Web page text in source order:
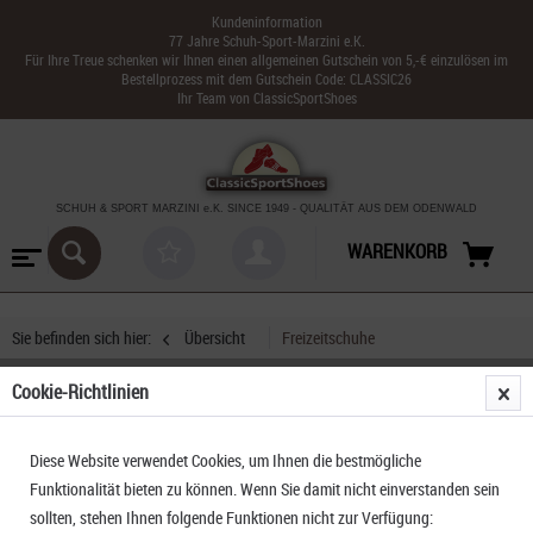
Kundeninformation
77 Jahre Schuh-Sport-Marzini e.K.
Für Ihre Treue schenken wir Ihnen einen allgemeinen Gutschein von 5,-€ einzulösen im
Bestellprozess mit dem Gutschein Code: CLASSIC26
Ihr Team von ClassicSportShoes
SCHUH & SPORT MARZINI e.K. SINCE 1949 - QUALITÄT AUS DEM ODENWALD
WARENKORB
Sie befinden sich hier: Übersicht Freizeitschuhe
Cookie-Richtlinien
Diese Website verwendet Cookies, um Ihnen die bestmögliche
Funktionalität bieten zu können. Wenn Sie damit nicht einverstanden sein
sollten, stehen Ihnen folgende Funktionen nicht zur Verfügung: